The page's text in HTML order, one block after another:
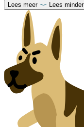
Lees meer Lees minder